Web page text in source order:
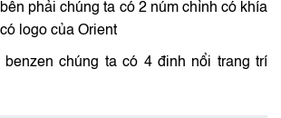
phải chúng ta có 2 núm chỉnh có khía
logo của Orient
benzen chúng ta có 4 đinh nổi trang trí